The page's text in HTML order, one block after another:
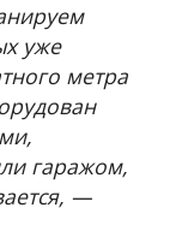
уже
метра
гаражом,
—